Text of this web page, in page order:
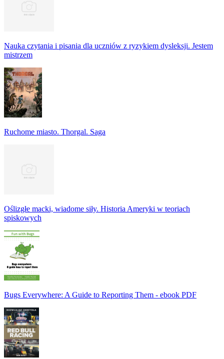
Nauka czytania i pisania dla uczniów z ryzykiem dysleksji. Jestem
mistrzem
Ruchome miasto. Thorgal. Saga
Oślizgłe macki, wiadome siły. Historia Ameryki w teoriach
spiskowych
Bugs Everywhere: A Guide to Reporting Them - ebook PDF